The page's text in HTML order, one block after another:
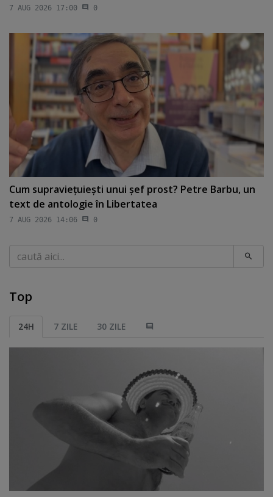
7 AUG 2026 17:00 0
Cum supravieţuieşti unui şef prost? Petre Barbu, un
text de antologie în Libertatea
7 AUG 2026 14:06 0
Caută
Top
24H 7 ZILE 30 ZILE